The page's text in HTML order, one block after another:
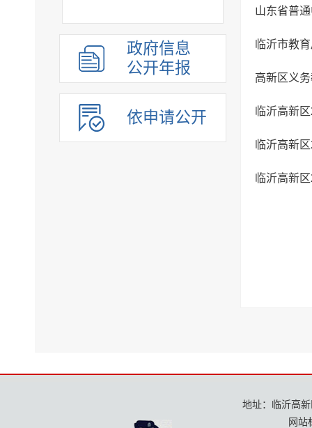
政府信息
公开年报
依申请公开
山东省普
临沂市教
高新区义
临沂高新
临沂高新
临沂高新
地址：临沂高
网站